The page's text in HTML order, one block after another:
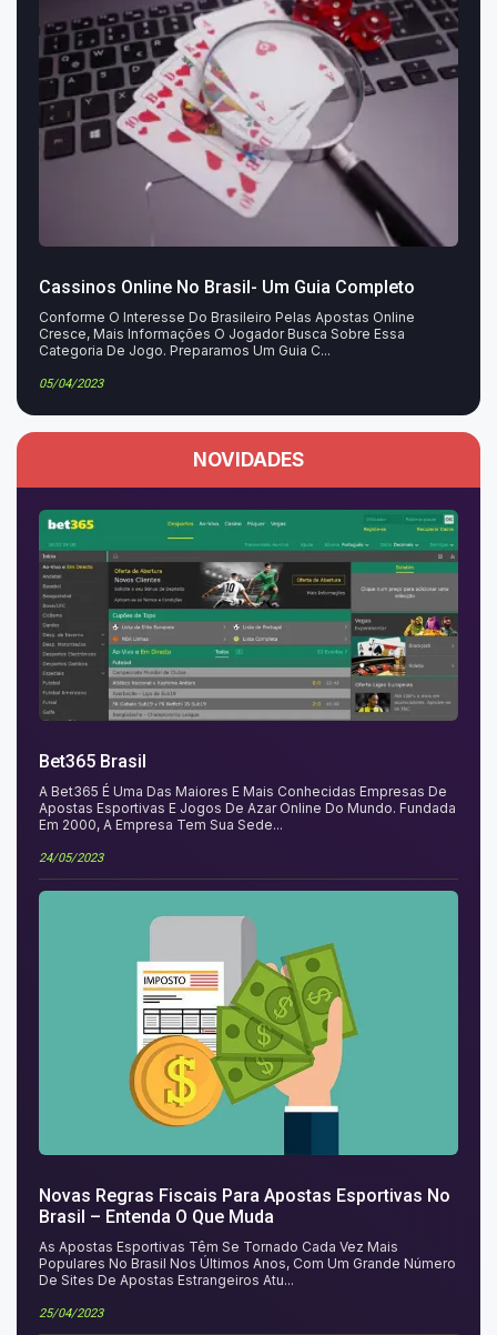
Cassinos Online No Brasil- Um Guia Completo
Conforme O Interesse Do Brasileiro Pelas Apostas Online
Cresce, Mais Informações O Jogador Busca Sobre Essa
Categoria De Jogo. Preparamos Um Guia C...
05/04/2023
NOVIDADES
Bet365 Brasil
A Bet365 É Uma Das Maiores E Mais Conhecidas Empresas De
Apostas Esportivas E Jogos De Azar Online Do Mundo. Fundada
Em 2000, A Empresa Tem Sua Sede...
24/05/2023
Novas Regras Fiscais Para Apostas Esportivas No
Brasil – Entenda O Que Muda
As Apostas Esportivas Têm Se Tornado Cada Vez Mais
Populares No Brasil Nos Últimos Anos, Com Um Grande Número
De Sites De Apostas Estrangeiros Atu...
25/04/2023